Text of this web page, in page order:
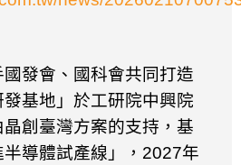
發會、國科會共同打造
基地」於工研院中興院
創臺灣方案的支持，基
導體試產線」， 2027年